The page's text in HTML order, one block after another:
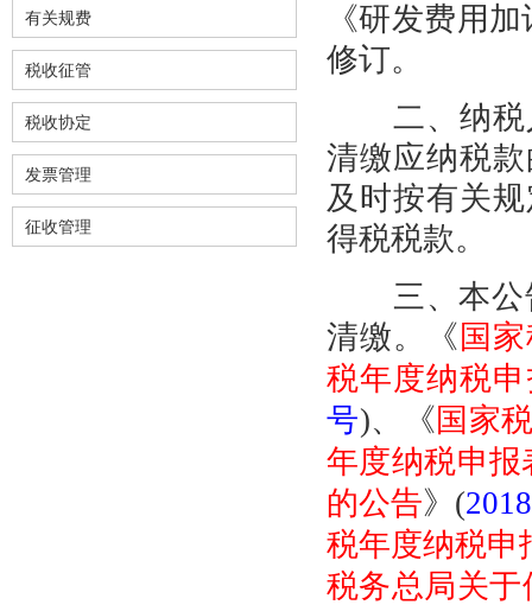
有关规费
税收征管
税收协定
发票管理
征收管理
《研发费用
修订。
二、纳税人
清缴应纳税
及时按有关
得税税款。
三、本公告
清缴。《 国
税年度纳税
号)、《 国家
年度纳税申报
的公告》(
税年度纳税申
税务总局关